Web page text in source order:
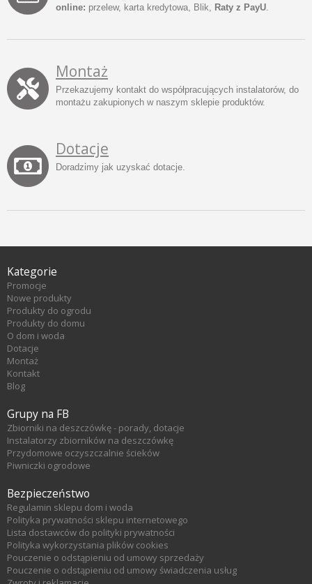
online: przelew, karta kredytowa, Blik, Raty z PayU.
Montaż
Przekazujemy kontakt do współpracujących instalatorów, do
montażu zakupionych w naszym sklepie produktów.
Dotacje
Doradzimy jak uzyskać dotacje.
Kategorie
Promocje
Nowe produkty
Produkty do ogrodu
Produkty do domu
O dom i woda
Dotacje
Montaż
Kontakt
Blog
Grupy na FB
Zbiorniki na deszczówkę - porady, dotacje
Instalatorzy zbiorników na deszczówkę
Przydomowe oczyszczalnie ścieków
Piwniczki ogrodowe
Bezpieczeństwo
Regulamin sklepu dom i woda
Polityka prywatności sklepu internetowego
Lista dostawców do polityki prywatności
Polityka wykorzystania plików cookies
Pouczenie o odstąpieniu od umowy sprzedaży
Pouczenie o odstąpieniu od umowy świadczenia usług